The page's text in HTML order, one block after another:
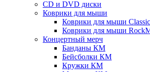
CD и DVD диски
Коврики для мыши
Коврики для мыши Classic
Коврики для мыши
Концертный мерч
Банданы КМ
Бейсболки КМ
Кружки КМ